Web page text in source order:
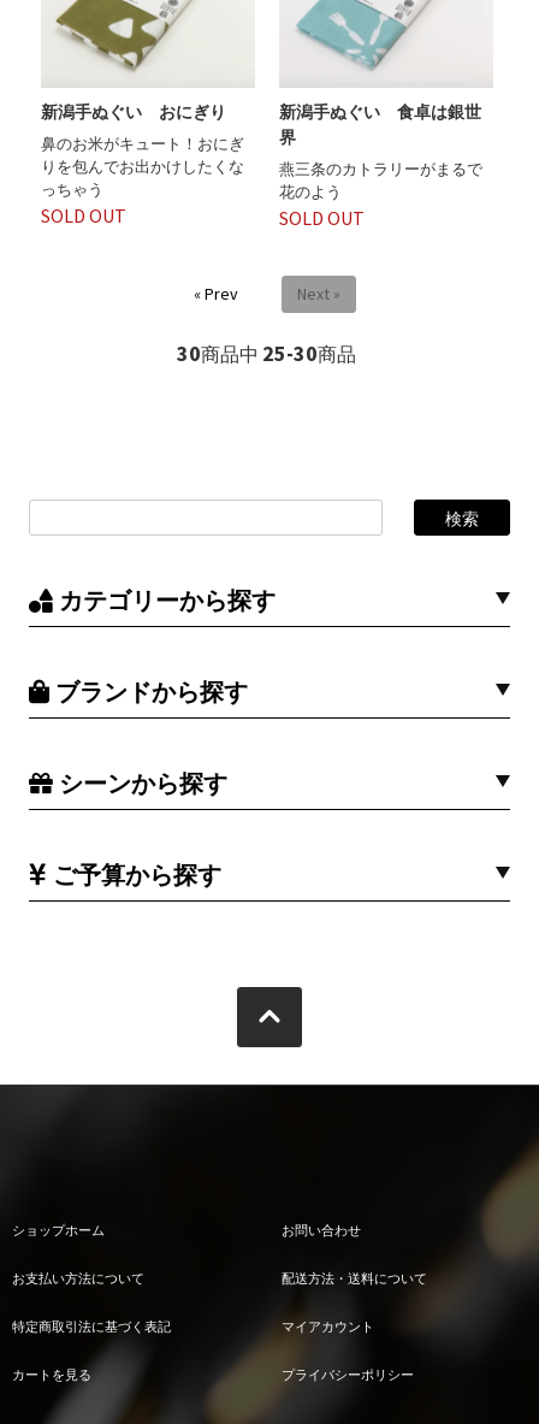
新潟手ぬぐい おにぎり
鼻のお米がキュート！おにぎ
りを包んでお出かけしたくな
っちゃう
SOLD OUT
新潟手ぬぐい 食卓は銀世
界
燕三条のカトラリーがまるで
花のよう
SOLD OUT
« Prev Next »
30商品中 25-30商品
カテゴリーから探す
ブランドから探す
シーンから探す
ご予算から探す
ショップホーム お問い合わせ
お支払い方法について 配送方法・送料について
特定商取引法に基づく表記 マイアカウント
カートを見る プライバシーポリシー